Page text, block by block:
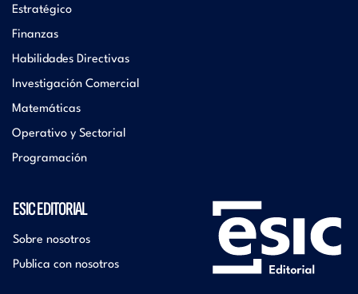
Estratégico
Finanzas
Habilidades Directivas
Investigación Comercial
Matemáticas
Operativo y Sectorial
Programación
ESIC EDITORIAL
Sobre nosotros
Publica con nosotros